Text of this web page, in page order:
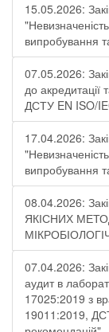
15.05.2026:
випробування
07.05.2026:
до акредитації
ДСТУ EN ISO/
17.04.2026:
випробування
08.04.2026:
ЯКІСНИХ
07.04.2026:
аудит в
17025:2019 з
19011:2019,